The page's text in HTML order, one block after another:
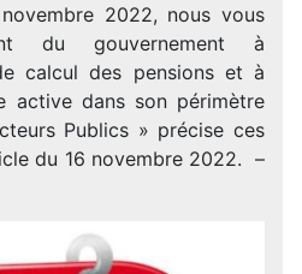
2022, nous vous
du gouvernement à
calcul des pensions et à
active dans son périmètre
Publics » précise ces
du 16 novembre 2022. –